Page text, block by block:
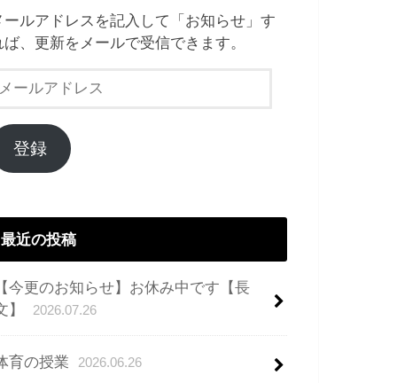
ールアドレスを記入して「お知らせ」す
ば、更新をメールで受信できます。
登録
最近の投稿
今更のお知らせ】お休み中です【長
】
2026.07.26
育の授業 2026.06.26